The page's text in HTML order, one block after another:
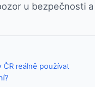
u bezpečnosti
ČR reálně používat